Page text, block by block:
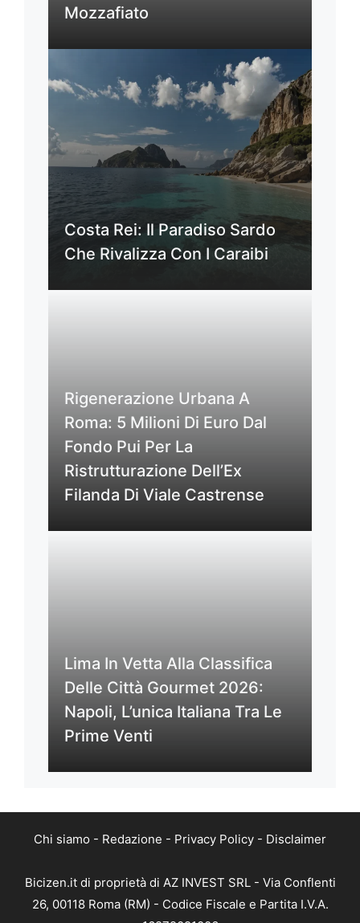
Mozzafiato
Costa Rei: Il Paradiso Sardo
Che Rivalizza Con I Caraibi
Rigenerazione Urbana A
Roma: 5 Milioni Di Euro Dal
Fondo Pui Per La
Ristrutturazione Dell’Ex
Filanda Di Viale Castrense
Lima In Vetta Alla Classifica
Delle Città Gourmet 2026:
Napoli, L’unica Italiana Tra Le
Prime Venti
Chi siamo - Redazione - Privacy Policy - Disclaimer
Bicizen.it di proprietà di AZ INVEST SRL - Via Conflenti
26, 00118 Roma (RM) - Codice Fiscale e Partita I.V.A.